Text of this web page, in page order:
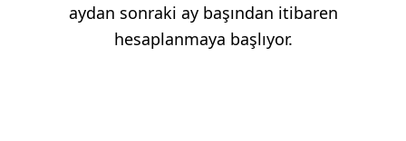
aydan sonraki ay başından itibaren
hesaplanmaya başlıyor.